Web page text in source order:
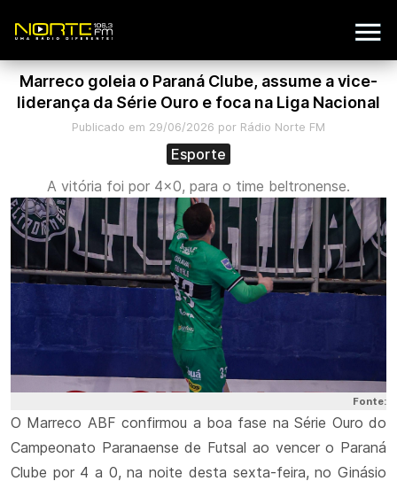
Marreco goleia o Paraná Clube, assume a vice-
liderança da Série Ouro e foca na Liga Nacional
Publicado em 29/06/2026 por Rádio Norte FM
Esporte
A vitória foi por 4x0, para o time beltronense.
Fonte:
O Marreco ABF confirmou a boa fase na Série Ouro do
Campeonato Paranaense de Futsal ao vencer o Paraná
Clube por 4 a 0, na noite desta sexta-feira, no Ginásio